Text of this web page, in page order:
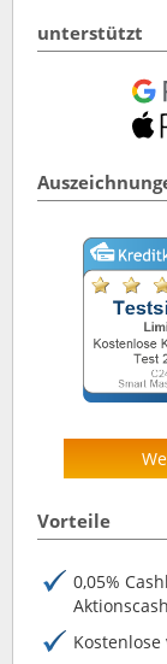
unterstützt
Vorteile
0,05%